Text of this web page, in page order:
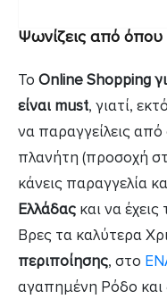
Ψωνίζεις από όπου
Το Online Shopping
είναι must, γιατί,
να παραγγείλεις
πλανήτη (προσοχή
κάνεις παραγγελία
Ελλάδας και να
Βρες τα καλύτερα
περιποίησης, στο
αγαπημένη Ρόδο